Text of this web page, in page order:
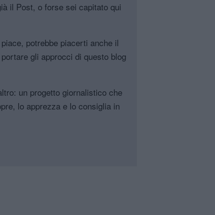
il Post, o forse sei capitato qui
potrebbe piacerti anche il
gli approcci di questo blog
un progetto giornalistico che
lo apprezza e lo consiglia in